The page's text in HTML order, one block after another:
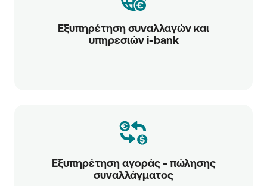
Εξυπηρέτηση συναλλαγών και
υπηρεσιών i-bank
Εξυπηρέτηση αγοράς - πώλησης
συναλλάγματος